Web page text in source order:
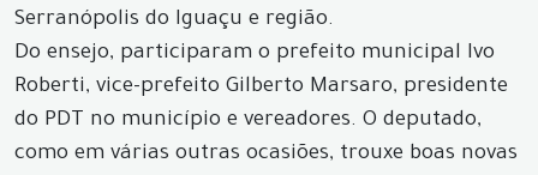
Serranópolis do Iguaçu e região.
Do ensejo, participaram o prefeito municipal Ivo
Roberti, vice-prefeito Gilberto Marsaro, presidente
do PDT no município e vereadores. O deputado,
como em várias outras ocasiões, trouxe boas novas